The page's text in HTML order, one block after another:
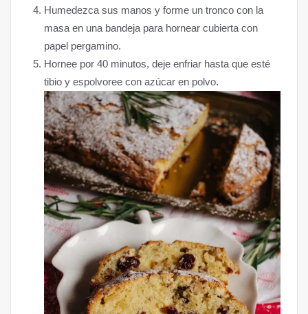
Humedezca sus manos y forme un tronco con la
masa en una bandeja para hornear cubierta con
papel pergamino.
Hornee por 40 minutos, deje enfriar hasta que esté
tibio y espolvoree con azúcar en polvo.